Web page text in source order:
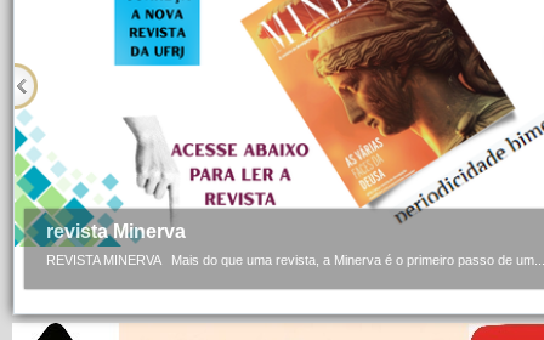
revista Minerva
REVISTA MINERVA Mais do que uma revista, a Minerva é o primeiro passo de um...